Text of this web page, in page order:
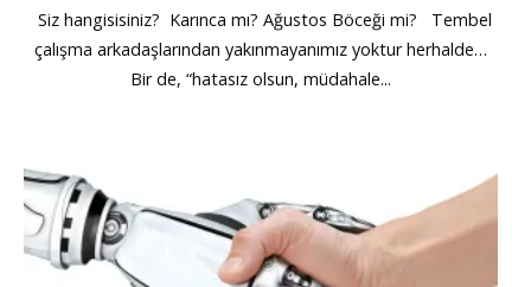
Siz hangisisiniz? Karınca mı? Ağustos Böceği mi? Tembel
çalışma arkadaşlarından yakınmayanımız yoktur herhalde…
Bir de, “hatasız olsun, müdahale...